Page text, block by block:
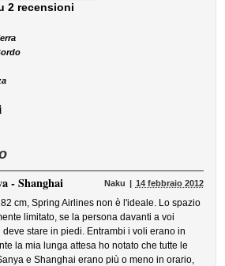
2 recensioni
- Shanghai Naku 14 febbraio 2012
cm, Spring Airlines non è l'ideale. Lo spazio
limitato, se la persona davanti a voi
stare in piedi. Entrambi i voli erano in
la mia lunga attesa ho notato che tutte le
e Shanghai erano più o meno in orario,